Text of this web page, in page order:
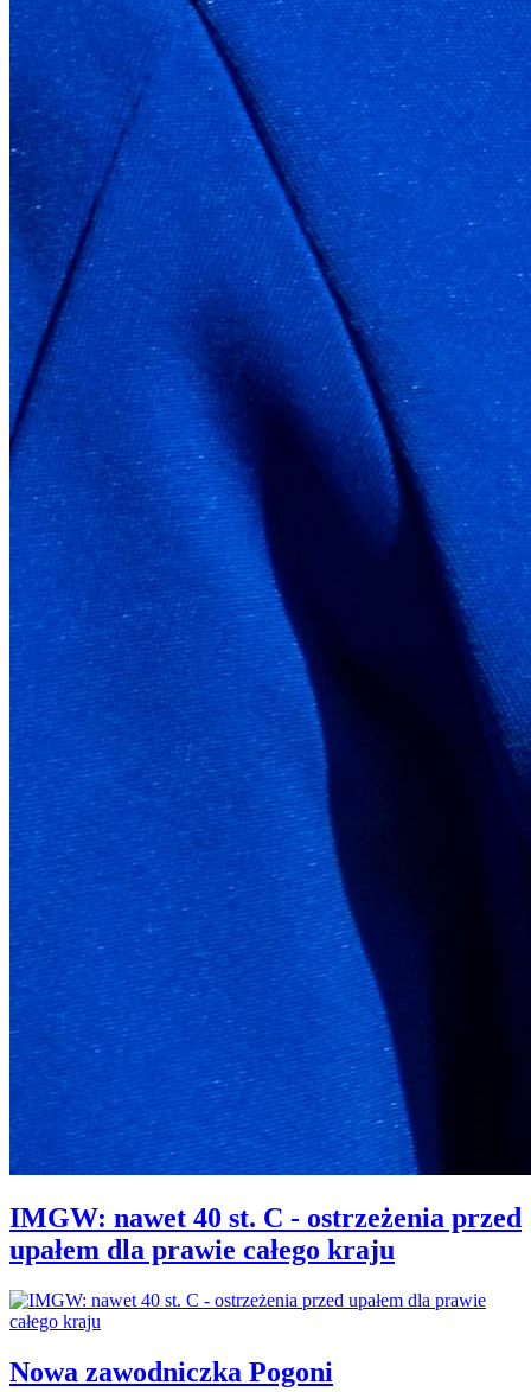
IMGW: nawet 40 st. C - ostrzeżenia przed
upałem dla prawie całego kraju
Nowa zawodniczka Pogoni